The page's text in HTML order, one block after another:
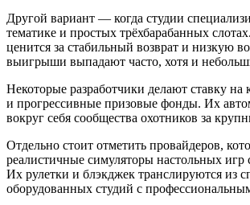
Другой вариант — когда студии
тематике и простых трёхбарабанных
ценится за стабильный возврат и низкую
выигрыши выпадают часто, хотя и
Некоторые разработчики делают ставку
и прогрессивные призовые фонды. Их
вокруг себя сообщества охотников за
Отдельно стоит отметить провайдеров,
реалистичные симуляторы настольных
Их рулетки и блэкджек транслируются из
оборудованных студий с